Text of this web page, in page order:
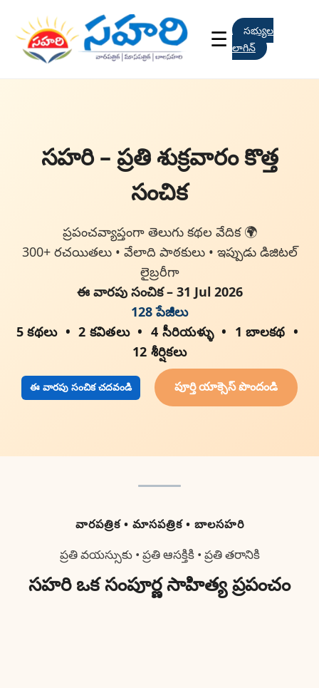
☰
సభ్యుల
లాగిన్
సహరి – ప్రతి శుక్రవారం కొత్త
సంచిక
ప్రపంచవ్యాప్తంగా తెలుగు కథల వేదిక 🌍
300+ రచయితలు • వేలాది పాఠకులు • ఇప్పుడు డిజిటల్
లైబ్రరీగా
ఈ వారపు సంచిక – 31 Jul 2026
128 పేజీలు
5 కథలు
2 కవితలు 4 సీరియళ్ళు
1 బాలకథ
12 శీర్షికలు
ఈ వారపు సంచిక చదవండి పూర్తి యాక్సెస్ పొందండి
వారపత్రిక • మాసపత్రిక • బాలసహరి
ప్రతి వయస్సుకు • ప్రతి ఆసక్తికి • ప్రతి తరానికి
సహరి ఒక సంపూర్ణ సాహిత్య ప్రపంచం